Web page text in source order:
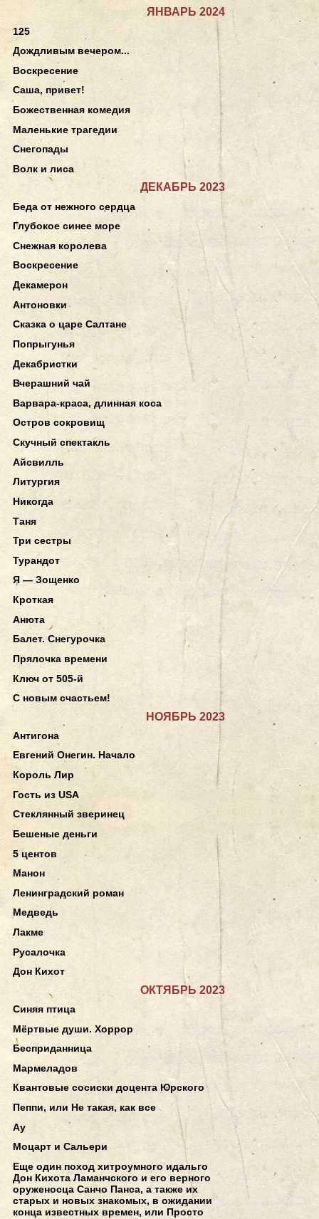
ЯНВАРЬ 2024
125
Дождливым вечером...
Воскресение
Саша, привет!
Божественная комедия
Маленькие трагедии
Снегопады
Волк и лиса
ДЕКАБРЬ 2023
Беда от нежного сердца
Глубокое синее море
Снежная королева
Воскресение
Декамерон
Антоновки
Сказка о царе Салтане
Попрыгунья
Декабристки
Вчерашний чай
Варвара-краса, длинная коса
Остров сокровищ
Скучный спектакль
Айсвилль
Литургия
Никогда
Таня
Три сестры
Турандот
Я — Зощенко
Кроткая
Анюта
Балет. Снегурочка
Прялочка времени
Ключ от 505-й
С новым счастьем!
НОЯБРЬ 2023
Антигона
Евгений Онегин. Начало
Король Лир
Гость из USA
Стеклянный зверинец
Бешеные деньги
5 центов
Манон
Ленинградский роман
Медведь
Лакме
Русалочка
Дон Кихот
ОКТЯБРЬ 2023
Синяя птица
Мёртвые души. Хоррор
Бесприданница
Мармеладов
Квантовые сосиски доцента Юрского
Пеппи, или Не такая, как все
Ау
Моцарт и Сальери
Еще один поход хитроумного идальго
Дон Кихота Ламанчского и его верного
оруженосца Санчо Панса, а также их
старых и новых знакомых, в ожидании
конца известных времен, или Просто